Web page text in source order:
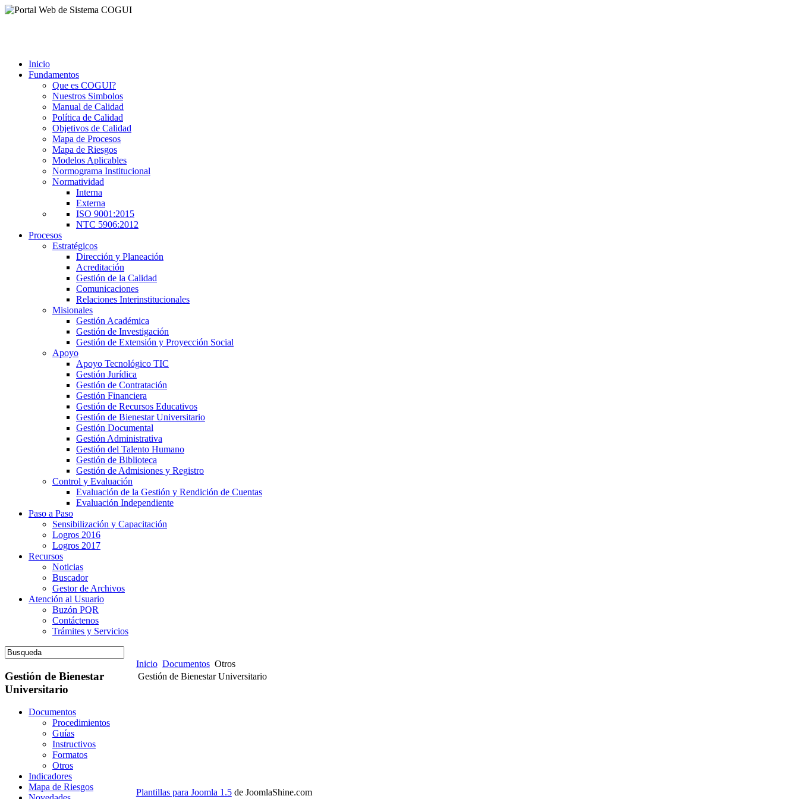
Inicio
Fundamentos
Que es COGUI?
Nuestros Simbolos
Manual de Calidad
Política de Calidad
Objetivos de Calidad
Mapa de Procesos
Mapa de Riesgos
Modelos Aplicables
Normograma Institucional
Normatividad
Interna
Externa
ISO 9001:2015
NTC 5906:2012
Procesos
Estratégicos
Dirección y Planeación
Acreditación
Gestión de la Calidad
Comunicaciones
Relaciones Interinstitucionales
Misionales
Gestión Académica
Gestión de Investigación
Gestión de Extensión y Proyección Social
Apoyo
Apoyo Tecnológico TIC
Gestión Jurídica
Gestión de Contratación
Gestión Financiera
Gestión de Recursos Educativos
Gestión de Bienestar Universitario
Gestión Documental
Gestión Administrativa
Gestión del Talento Humano
Gestión de Biblioteca
Gestión de Admisiones y Registro
Control y Evaluación
Evaluación de la Gestión y Rendición de Cuentas
Evaluación Independiente
Paso a Paso
Sensibilización y Capacitación
Logros 2016
Logros 2017
Recursos
Noticias
Buscador
Gestor de Archivos
Atención al Usuario
Buzón PQR
Contáctenos
Trámites y Servicios
Gestión de Bienestar
Universitario
Documentos
Procedimientos
Guías
Instructivos
Formatos
Otros
Indicadores
Mapa de Riesgos
Inicio Documentos Otros
Gestión de Bienestar Universitario
Plantillas para Joomla 1.5de JoomlaShine.com